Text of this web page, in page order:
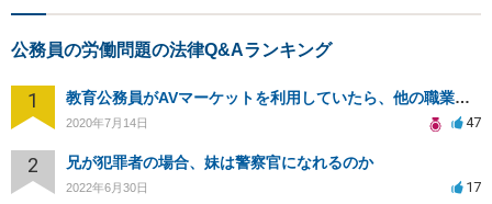
公務員の労働問題の法律Q&Aランキング
1 教育公務員がAVマーケットを利用していたら、他の職業より処分が厳しいのか？
2020年7月14日 47
2 兄が犯罪者の場合、妹は警察官になれるのか
2022年6月30日 17